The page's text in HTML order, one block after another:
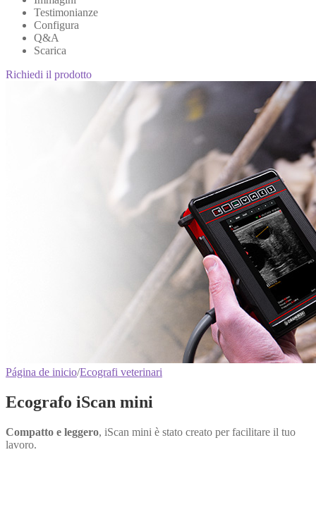
Testimonianze
Configura
Q&A
Scarica
Richiedi il prodotto
Página de inicio/Ecografi veterinari
Ecografo iScan mini
Compatto e leggero, iScan mini è stato creato per facilitare il tuo
lavoro.